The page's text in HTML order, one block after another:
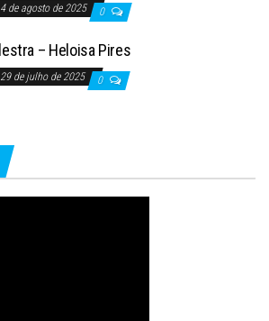
4 de agosto de 2025 0
– Heloisa Pires
29 de julho de 2025 0